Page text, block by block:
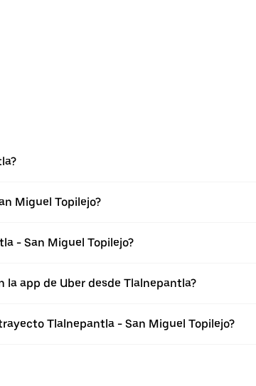
Miguel Topilejo?
- San Miguel Topilejo?
app de Uber desde Tlalnepantla?
Tlalnepantla - San Miguel Topilejo?